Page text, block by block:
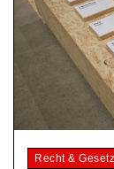
Recht & Gesetz